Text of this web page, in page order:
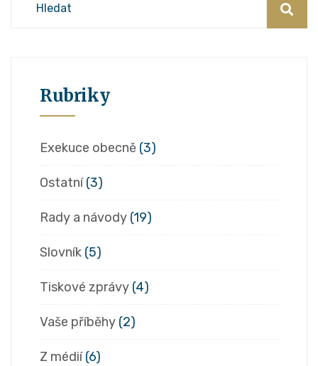
Rubriky
Exekuce obecně (3)
Ostatní(3)
Rady a návody (19)
Slovník (5)
Tiskové zprávy (4)
Vaše příběhy (2)
Z médií(6)